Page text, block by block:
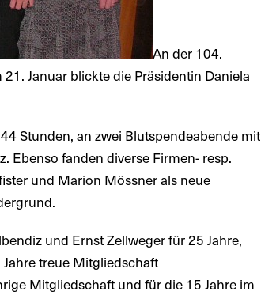
An der 104.
Januar blickte die Präsidentin Daniela
Stunden, an zwei Blutspendeabende mit
Ebenso fanden diverse Firmen- resp.
und Marion Mössner als neue
und Ernst Zellweger für 25 Jahre,
treue Mitgliedschaft
Mitgliedschaft und für die 15 Jahre im